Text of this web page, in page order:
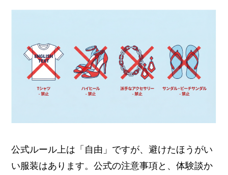
公式ルール上は「自由」ですが、避けたほうがい
い服装はあります。公式の注意事項と、体験談か